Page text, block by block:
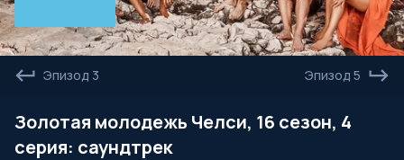
Эпизод 3 Эпизод 5
Золотая молодежь Челси, 16 сезон, 4
серия: саундтрек